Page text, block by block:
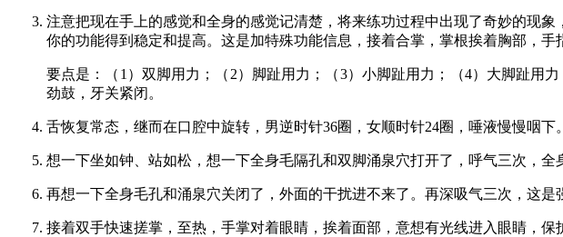
注意把现在手上的感觉和全身的感觉记清楚，将来练功过程中出现了奇妙的现
你的功能得到稳定和提高。这是加特殊功能信息，接着合掌，掌根挨着胸部，手
要点是：（1）双脚用力；（2）脚趾用力；（3）小脚趾用力；（4）大脚趾用
劲鼓，牙关紧闭。
舌恢复常态，继而在口腔中旋转，男逆时针36圈，女顺时针24圈，唾液慢慢咽
想一下坐如钟、站如松，想一下全身毛隔孔和双脚涌泉穴打开了，呼气三次，全
再想一下全身毛孔和涌泉穴关闭了，外面的干扰进不来了。再深吸气三次，这是
接着双手快速搓掌，至热，手掌对着眼睛，挨着面部，意想有光线进入眼睛，保